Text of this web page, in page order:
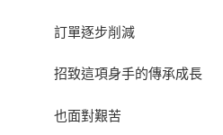
訂單逐步削減
招致這項身手的傳承成長
也面對艱苦